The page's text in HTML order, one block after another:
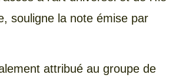
souligne la note émise par
attribué au groupe de